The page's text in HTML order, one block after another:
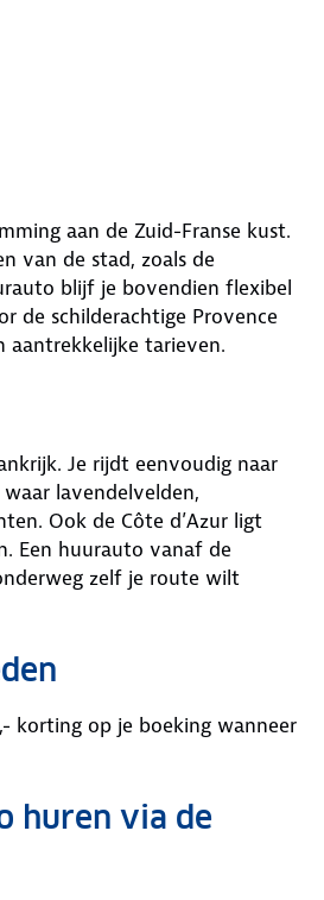
aan de Zuid-Franse kust.
van de stad, zoals de
blijf je bovendien flexibel
de schilderachtige Provence
aantrekkelijke tarieven.
Je rijdt eenvoudig naar
lavendelvelden,
Ook de Côte d’Azur ligt
Een huurauto vanaf de
zelf je route wilt
korting op je boeking wanneer
huren via de